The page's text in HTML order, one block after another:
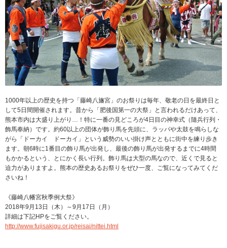
1000年以上の歴史を持つ「藤崎八旛宮」のお祭りは毎年、敬老の日を最終日と
して5日間開催されます。昔から「肥後国第一の大祭」と言われるだけあって、
熊本市内は大盛り上がり…！特に一番の見どころが4日目の神幸式（隨兵行列・
飾馬奉納）です。約60以上の団体が飾り馬を先頭に、ラッパや太鼓を鳴らしな
がら「ドーカイ ドーカイ」という威勢のいい掛け声とともに街中を練り歩き
ます。朝6時に1番目の飾り馬が出発し、最後の飾り馬が出発するまでに4時間
もかかるという、とにかく長い行列。飾り馬は大型の馬なので、近くで見ると
迫力がありますよ。熊本の歴史あるお祭りをぜひ一度、ご覧になってみてくだ
さいね！
《藤崎八幡宮秋季例大祭》
2018年9月13日（木）～9月17日（月）
詳細は下記HPをご覧ください。
http://www.fujisakigu.or.jp/reisai/nittei.html